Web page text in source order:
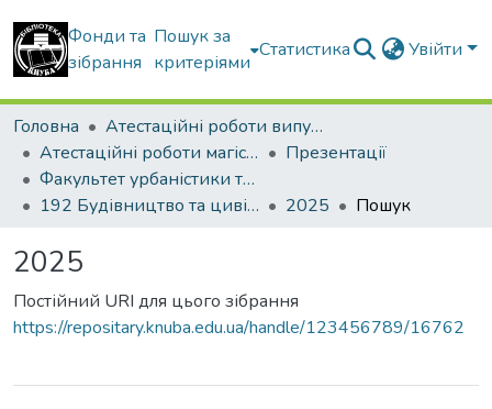
Фонди та
зібрання
Пошук за
критеріями
Статистика Увійти
Головна
Атестаційні роботи випускників
Атестаційні роботи магістрів
Презентації
Факультет урбаністики та просторового планування
192 Будівництво та цивільна інженерія. Урбаністика та просторове планування
2025 Пошук
2025
Постійний URI для цього зібрання
https://repositary.knuba.edu.ua/handle/123456789/16762